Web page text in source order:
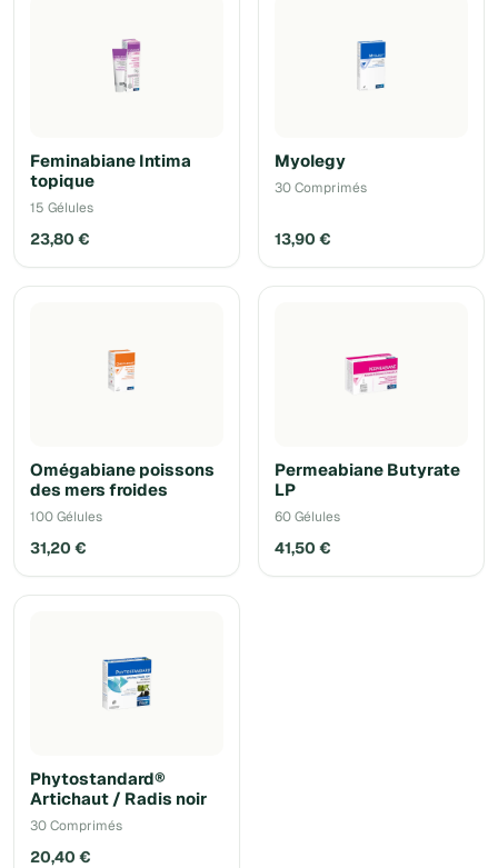
Feminabiane Intima
topique
15 Gélules
23,80 €
Myolegy
30 Comprimés
13,90 €
Omégabiane poissons
des mers froides
100 Gélules
31,20 €
Permeabiane Butyrate
LP
60 Gélules
41,50 €
Phytostandard®
Artichaut / Radis noir
30 Comprimés
20,40 €